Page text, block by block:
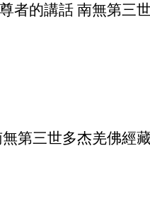
的講話 南無第三
第三世多杰羌佛經